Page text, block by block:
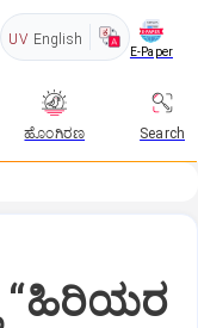
UV English
E-Paper
ಹೊಂಗಿರಣ Search
“ಹಿರಿಯರ